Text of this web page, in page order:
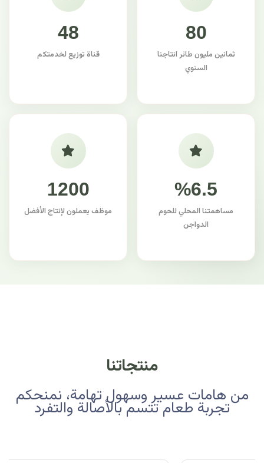
80
ثمانين مليون طائر انتاجنا
السنوي
48
قناة توزيع لخدمتكم
%6.5
مساهمتنا المحلي للحوم
الدواجن
1200
موظف يعملون لإنتاج الأفضل
منتجاتنا
من هامات عسير وسهول تهامة، نمنحكم
تجربة طعام تتسم بالأصالة والتفرد